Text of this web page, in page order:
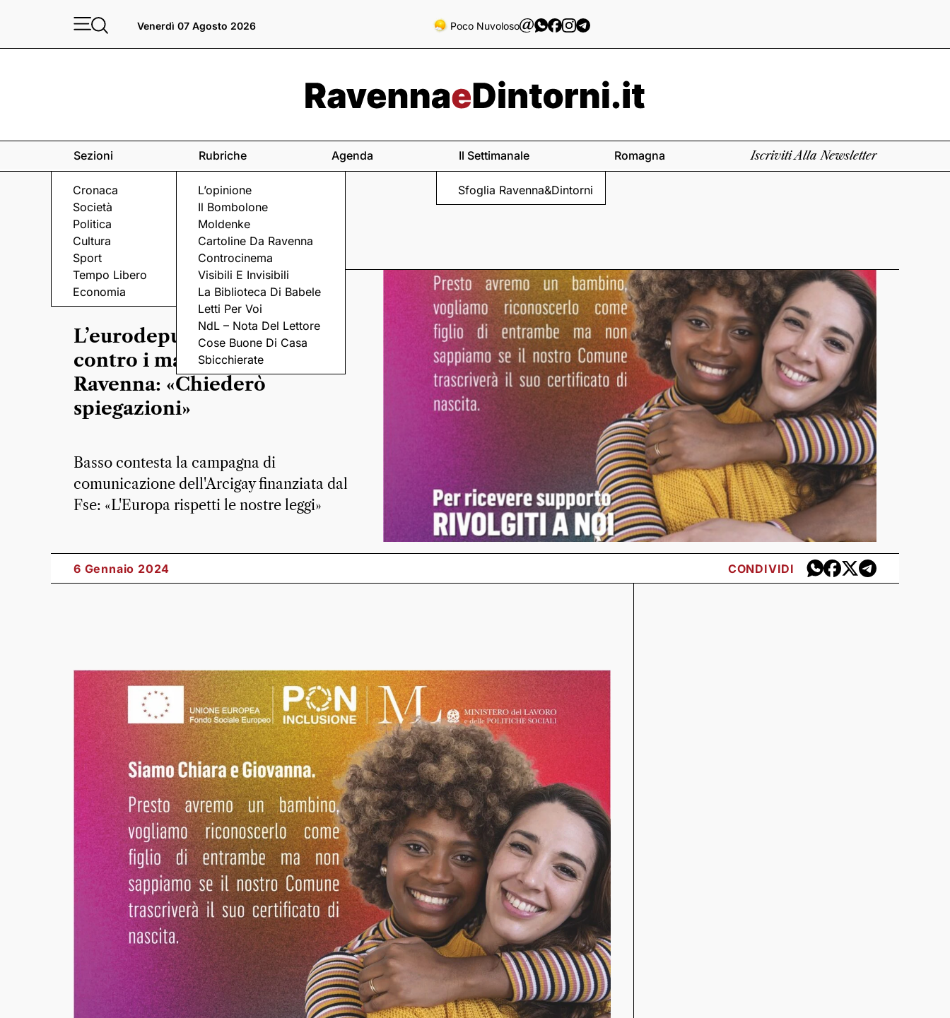
Venerdì 07 Agosto 2026 Poco Nuvoloso
Sezioni
Cronaca
Società
Politica
Cultura
Sport
Tempo Libero
Economia
Rubriche
L’opinione
Il Bombolone
Moldenke
Cartoline Da Ravenna
Controcinema
Visibili E Invisibili
La Biblioteca Di Babele
Letti Per Voi
NdL – Nota Del Lettore
Cose Buone Di Casa
Sbicchierate
Agenda Il Settimanale
Sfoglia Ravenna&Dintorni
Romagna Iscriviti Alla Newsletter
LA POLEMICA
L’eurodeputata leghista
contro i manifesti Lgbt di
Ravenna: «Chiederò
spiegazioni»
Basso contesta la campagna di
comunicazione dell'Arcigay finanziata dal
Fse: «L'Europa rispetti le nostre leggi»
6 Gennaio 2024 CONDIVIDI